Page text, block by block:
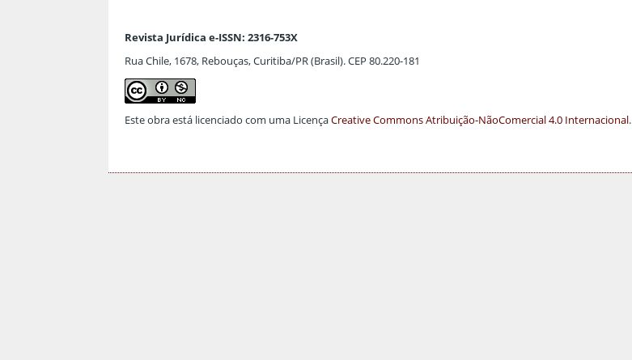
Revista Jurídica e-ISSN: 2316-753X
Rua Chile, 1678, Rebouças, Curitiba/PR (Brasil). CEP 80.220-181
Este obra está licenciado com uma LicençaCreative Commons Atribuição-NãoComercial 4.0 Internacional.